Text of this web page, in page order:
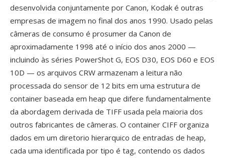
desenvolvida conjuntamente por Canon, Kodak é outras
empresas de imagem no final dos anos 1990. Usado pelas
câmeras de consumo é prosumer da Canon de
aproximadamente 1998 até o início dos anos 2000 —
incluindo às séries PowerShot G, EOS D30, EOS D60 e EOS
10D — os arquivos CRW armazenam a leitura não
processada do sensor de 12 bits em uma estrutura de
container baseada em heap que difere fundamentalmente
da abordagem derivada de TIFF usada pela maioria dos
outros fabricantes de câmeras. O container CIFF organiza
dados em um diretorio hierarquico de entradas de heap,
cada uma identificada por tipo é tag, contendo os dados